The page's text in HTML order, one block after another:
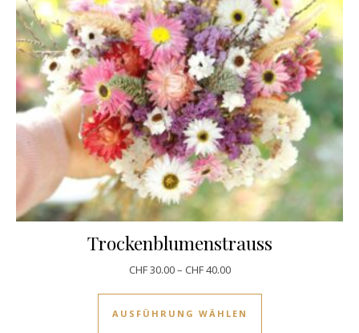
Trockenblumenstrauss
CHF30.00– CHF40.00
AUSFÜHRUNG WÄHLEN
Dieses Produkt